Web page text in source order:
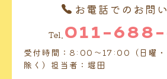
お電話でのお問
Tel. 011-688-
受付時間：8:00～17:00（日曜・
除く）担当者：堀田